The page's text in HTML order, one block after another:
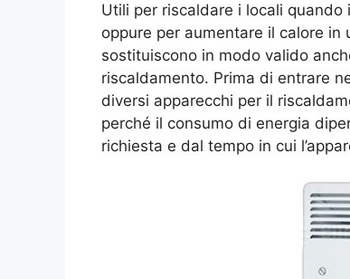
Utili per riscaldare i locali
oppure per aumentare il calore
sostituiscono in modo valido
riscaldamento. Prima di entrare
diversi apparecchi per il
perché il consumo di energia
richiesta e dal tempo in cui